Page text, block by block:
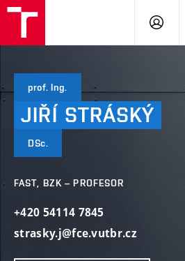
prof. Ing.
JIŘÍ STRÁSKÝ
DSc.
FAST, BZK – PROFESOR
+420 54114 7845
strasky.j@fce.vutbr.cz